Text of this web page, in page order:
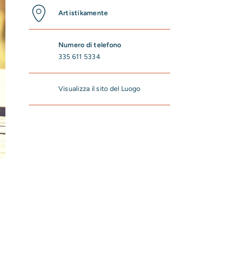
Artistikamente
Numero di telefono
335 611 5334
Visualizza il sito del Luogo